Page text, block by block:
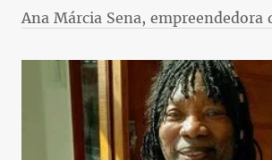
Ana Márcia Sena, empreendedora